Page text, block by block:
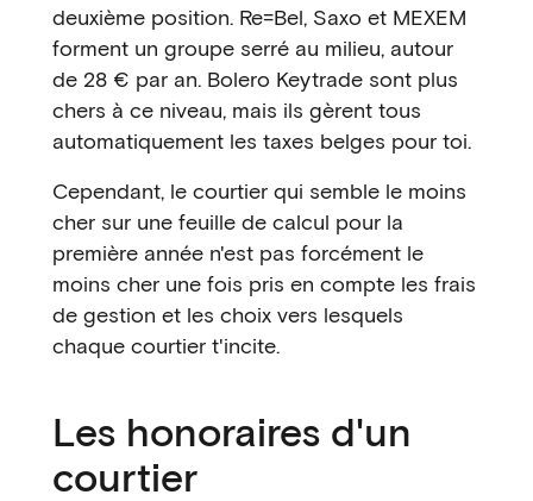
deuxième position. Re=Bel, Saxo et MEXEM
forment un groupe serré au milieu, autour
de 28 € par an. Bolero Keytrade sont plus
chers à ce niveau, mais ils gèrent tous
automatiquement les taxes belges pour toi.
Cependant, le courtier qui semble le moins
cher sur une feuille de calcul pour la
première année n'est pas forcément le
moins cher une fois pris en compte les frais
de gestion et les choix vers lesquels
chaque courtier t'incite.
Les honoraires d'un
courtier